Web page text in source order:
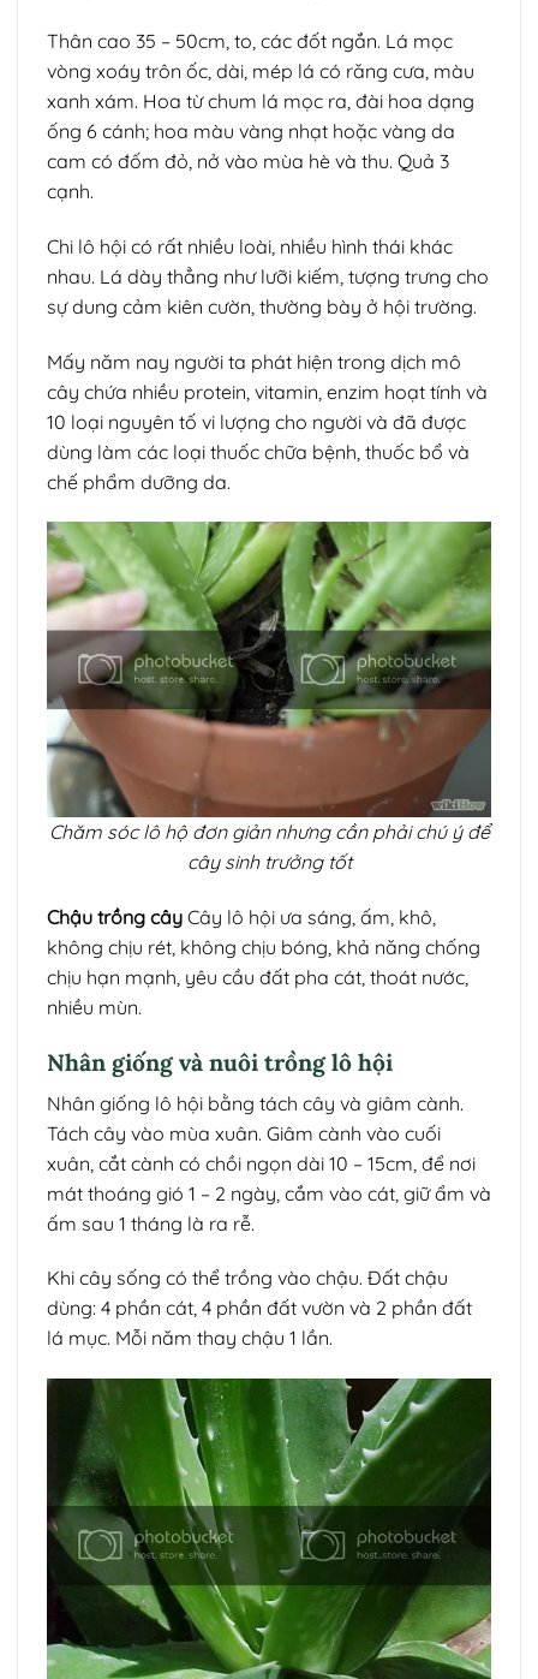
Thân cao 35 – 50cm, to, các đốt ngắn. Lá mọc
vòng xoáy trôn ốc, dài, mép lá có răng cưa, màu
xanh xám. Hoa từ chum lá mọc ra, đài hoa dạng
ống 6 cánh; hoa màu vàng nhạt hoặc vàng da
cam có đốm đỏ, nở vào mùa hè và thu. Quả 3
cạnh.
Chi lô hội có rất nhiều loài, nhiều hình thái khác
nhau. Lá dày thẳng như lưỡi kiếm, tượng trưng cho
sự dung cảm kiên cườn, thường bày ở hội trường.
Mấy năm nay người ta phát hiện trong dịch mô
cây chứa nhiều protein, vitamin, enzim hoạt tính và
10 loại nguyên tố vi lượng cho người và đã được
dùng làm các loại thuốc chữa bệnh, thuốc bổ và
chế phẩm dưỡng da.
Chăm sóc lô hộ đơn giản nhưng cần phải chú ý để
cây sinh trưởng tốt
Chậu trồng cây Cây lô hội ưa sáng, ấm, khô,
không chịu rét, không chịu bóng, khả năng chống
chịu hạn mạnh, yêu cầu đất pha cát, thoát nước,
nhiều mùn.
Nhân giống và nuôi trồng lô hội
Nhân giống lô hội bằng tách cây và giâm cành.
Tách cây vào mùa xuân. Giâm cành vào cuối
xuân, cắt cành có chồi ngọn dài 10 – 15cm, để nơi
mát thoáng gió 1 – 2 ngày, cắm vào cát, giữ ẩm và
ấm sau 1 tháng là ra rễ.
Khi cây sống có thể trồng vào chậu. Đất chậu
dùng: 4 phần cát, 4 phần đất vườn và 2 phần đất
lá mục. Mỗi năm thay chậu 1 lần.